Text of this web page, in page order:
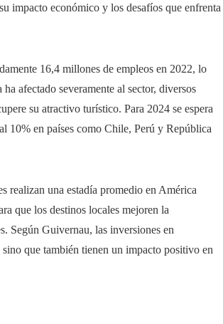
impacto económico y los desafíos que enfrenta
16,4 millones de empleos en 2022, lo
afectado severamente al sector, diversos
su atractivo turístico. Para 2024 se espera
10% en países como Chile, Perú y República
realizan una estadía promedio en América
que los destinos locales mejoren la
Según Guivernau, las inversiones en
que también tienen un impacto positivo en